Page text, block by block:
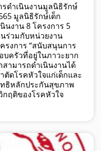
ดำเนินงานมูลนิธิรักษ์
มูลนิธิรักษ์เด็ก
นงาน 8 โครงการ 5
ร่วมกับหน่วยงาน
รงการ “สนับสนุนการ
บครัวที่อยู่ในภาวะยาก
สามารถดำเนินงานได้
ดโรคหัวใจแก่เด็กและ
ธิหลักประกันสุขภาพ
ฤติของโรคหัวใจ